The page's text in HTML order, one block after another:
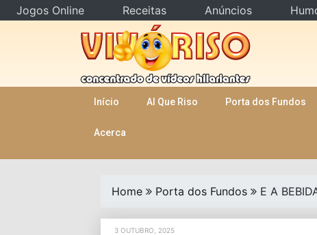
Início AI Que Riso Porta dos Fundos
Acerca
Home Porta dos Fundos E A
3 OUTUBRO, 2025
Jogos Online Receitas Anúncios